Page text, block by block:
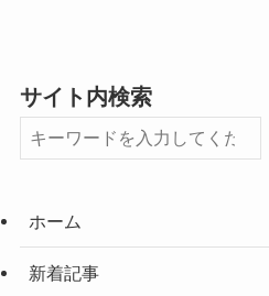
サイト内検索
ホーム
新着記事